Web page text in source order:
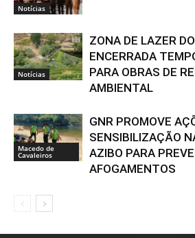
Notícias
Notícias
ZONA DE LAZER
ENCERRADA
PARA OBRAS DE
AMBIENTAL
Macedo de
Cavaleiros
GNR PROMOVE
SENSIBILIZAÇÃO
AZIBO PARA
AFOGAMENTOS